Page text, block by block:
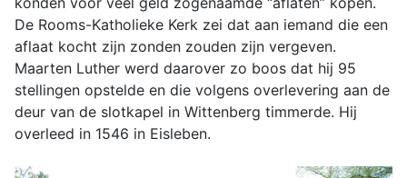
De Rooms-Katholieke Kerk zei dat aan iemand die een
aflaat kocht zijn zonden zouden zijn vergeven.
Maarten Luther werd daarover zo boos dat hij 95
stellingen opstelde en die volgens overlevering aan de
deur van de slotkapel in Wittenberg timmerde. Hij
overleed in 1546 in Eisleben.